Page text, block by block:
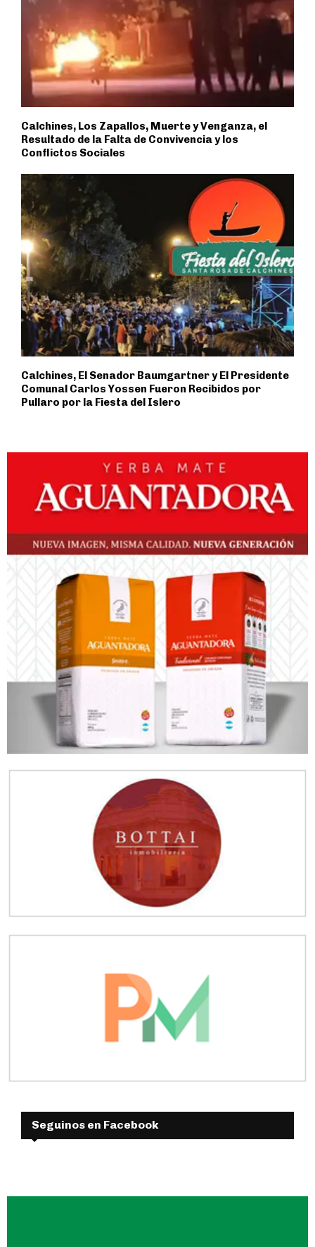
Calchines, Los Zapallos, Muerte y Venganza, el
Resultado de la Falta de Convivencia y los
Conflictos Sociales
Calchines, El Senador Baumgartner y El Presidente
Comunal Carlos Yossen Fueron Recibidos por
Pullaro por la Fiesta del Islero
Seguinos en Facebook